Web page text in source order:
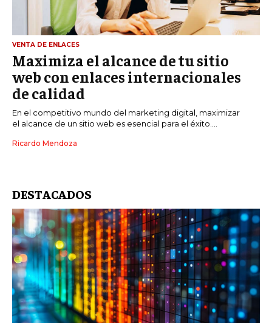
VENTA DE ENLACES
Maximiza el alcance de tu sitio
web con enlaces internacionales
de calidad
En el competitivo mundo del marketing digital, maximizar
el alcance de un sitio web es esencial para el éxito....
Ricardo Mendoza
DESTACADOS